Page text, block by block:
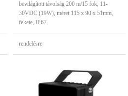
bevilágított távolság 200 m/15 fok, 11-
30VDC (19W), méret 115 x 90 x 51mm,
fekete, IP67.
rendelésre